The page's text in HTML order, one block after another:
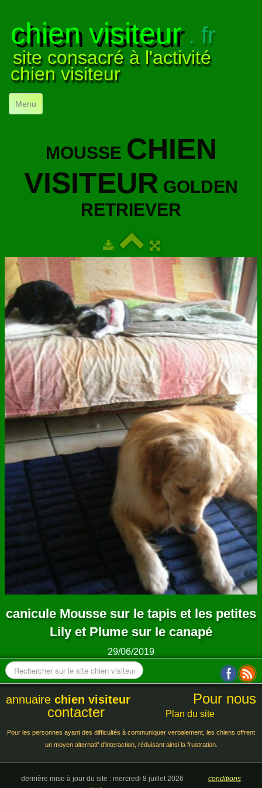
chien visiteur. fr
site consacré à l'activité
chien visiteur
Menu
NOS VISITES ▼
NOTRE ACTIVITÉ▼
ANNUAIRE
MOUSSE CHIEN
VISITEUR GOLDEN
RETRIEVER
canicule Mousse sur le tapis et les petites
Lily et Plume sur le canapé
29/06/2019
annuaire chien visiteur
Pour nous
contacter
Plan du site
Pour les personnes ayant des difficultés à communiquer verbalement, les chiens offrent
un moyen alternatif d'interaction, réduisant ainsi la frustration.
dernière mise à jour du site : mercredi 8 juillet 2026 conditions